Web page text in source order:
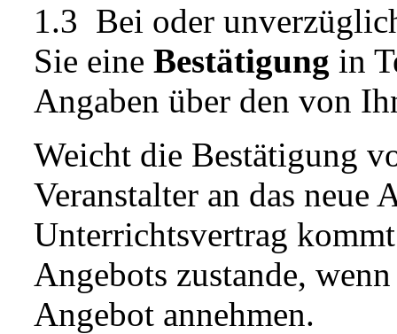
1.3 Bei oder
Sie eine Bestätigung in
Angaben über den von
Weicht die Bestätigung
Veranstalter an das neue
Unterrichtsvertrag
Angebots zustande,
Angebot annehmen.